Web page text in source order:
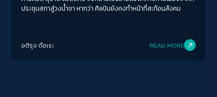
ประชุมสภาสู่วงน้ำชา หากว่า ศิลปินยังคงทำหน้าที่สะท้อนสังคม
อติรุจ ดือเระ READ MORE
A- A A+ A++
มากที่สุด